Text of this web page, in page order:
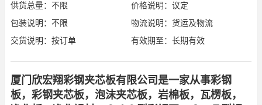
供货总量：不限
价格说明：议定
包装说明：不限
物流说明：货运及物流
交货说明：按订单
有效期至：长期有效
厦门欣宏翔彩钢夹芯板有限公司是一家从事彩钢
板，彩钢夹芯板，泡沫夹芯板，岩棉板，瓦楞板，